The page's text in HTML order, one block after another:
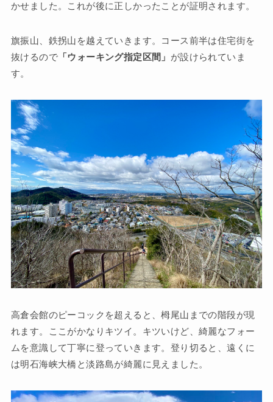
かせました。これが後に正しかったことが証明されます。
旗振山、鉄拐山を越えていきます。コース前半は住宅街を
抜けるので「ウォーキング指定区間」 が設けられていま
す。
高倉会館のピーコックを超えると、栂尾山までの階段が現
れます。ここがかなりキツイ。キツいけど、綺麗なフォー
ムを意識して丁寧に登っていきます。登り切ると、遠くに
は明石海峡大橋と淡路島が綺麗に見えました。